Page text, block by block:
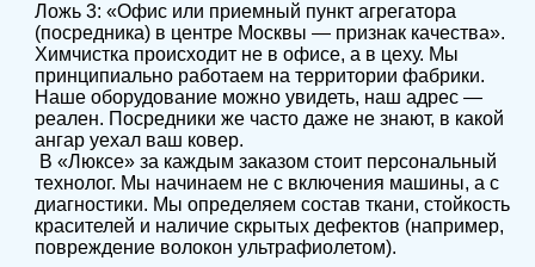
Ложь 3: «Офис или приемный пункт агрегатора
(посредника) в центре Москвы — признак качества».
Химчистка происходит не в офисе, а в цеху. Мы
принципиально работаем на территории фабрики.
Наше оборудование можно увидеть, наш адрес —
реален. Посредники же часто даже не знают, в какой
ангар уехал ваш ковер.
В «Люксе» за каждым заказом стоит персональный
технолог. Мы начинаем не с включения машины, а с
диагностики. Мы определяем состав ткани, стойкость
красителей и наличие скрытых дефектов (например,
повреждение волокон ультрафиолетом).